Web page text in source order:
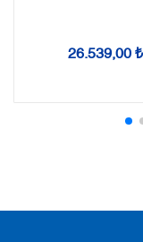
Tek Çekim
26.539,00 ₺